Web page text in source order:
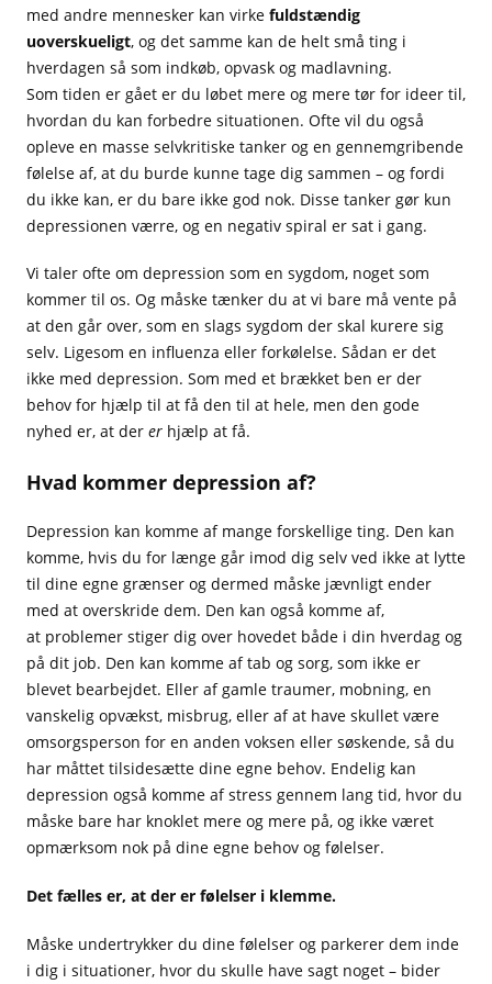
med andre mennesker kan virke fuldstændig
uoverskueligt, og det samme kan de helt små ting i
hverdagen så som indkøb, opvask og madlavning.
Som tiden er gået er du løbet mere og mere tør for ideer til,
hvordan du kan forbedre situationen. Ofte vil du også
opleve en masse selvkritiske tanker og en gennemgribende
følelse af, at du burde kunne tage dig sammen – og fordi
du ikke kan, er du bare ikke god nok. Disse tanker gør kun
depressionen værre, og en negativ spiral er sat i gang.
Vi taler ofte om depression som en sygdom, noget som
kommer til os. Og måske tænker du at vi bare må vente på
at den går over, som en slags sygdom der skal kurere sig
selv. Ligesom en influenza eller forkølelse. Sådan er det
ikke med depression. Som med et brækket ben er der
behov for hjælp til at få den til at hele, men den gode
nyhed er, at der er hjælp at få.
Hvad kommer depression af?
Depression kan komme af mange forskellige ting. Den kan
komme, hvis du for længe går imod dig selv ved ikke at lytte
til dine egne grænser og dermed måske jævnligt ender
med at overskride dem. Den kan også komme af,
at problemer stiger dig over hovedet både i din hverdag og
på dit job. Den kan komme af tab og sorg, som ikke er
blevet bearbejdet. Eller af gamle traumer, mobning, en
vanskelig opvækst, misbrug, eller af at have skullet være
omsorgsperson for en anden voksen eller søskende, så du
har måttet tilsidesætte dine egne behov. Endelig kan
depression også komme af stress gennem lang tid, hvor du
måske bare har knoklet mere og mere på, og ikke været
opmærksom nok på dine egne behov og følelser.
Det fælles er, at der er følelser i klemme.
Måske undertrykker du dine følelser og parkerer dem inde
i dig i situationer, hvor du skulle have sagt noget – bider